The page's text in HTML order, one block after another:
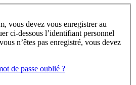
de passe oublié ?